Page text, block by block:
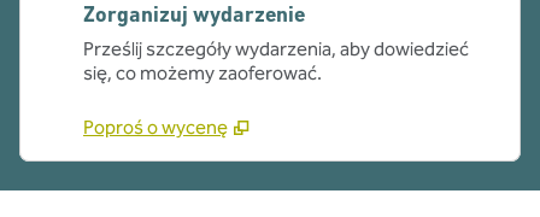
Zorganizuj wydarzenie
Prześlij szczegóły wydarzenia, aby dowiedzieć
się, co możemy zaoferować.
Poproś o wycenę